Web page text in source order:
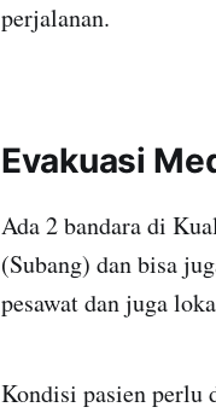
perjalanan.
Evakuasi
Ada 2 bandara di
(Subang) dan bisa
pesawat dan juga
Kondisi pasien perlu